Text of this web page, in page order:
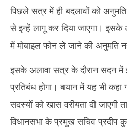
पिछले सत्र में ही बदलावों को
से इन्हें लागू कर दिया जाएगा।
में मोबाइल फोन ले जाने की अनुमति
इसके अलावा सत्र के दौरान सदन
प्रतिबंध होगा। बयान में यह भी कहा
सदस्यों को खास वरीयता दी जाएगी
विधानसभा के प्रमुख सचिव प्रदीप